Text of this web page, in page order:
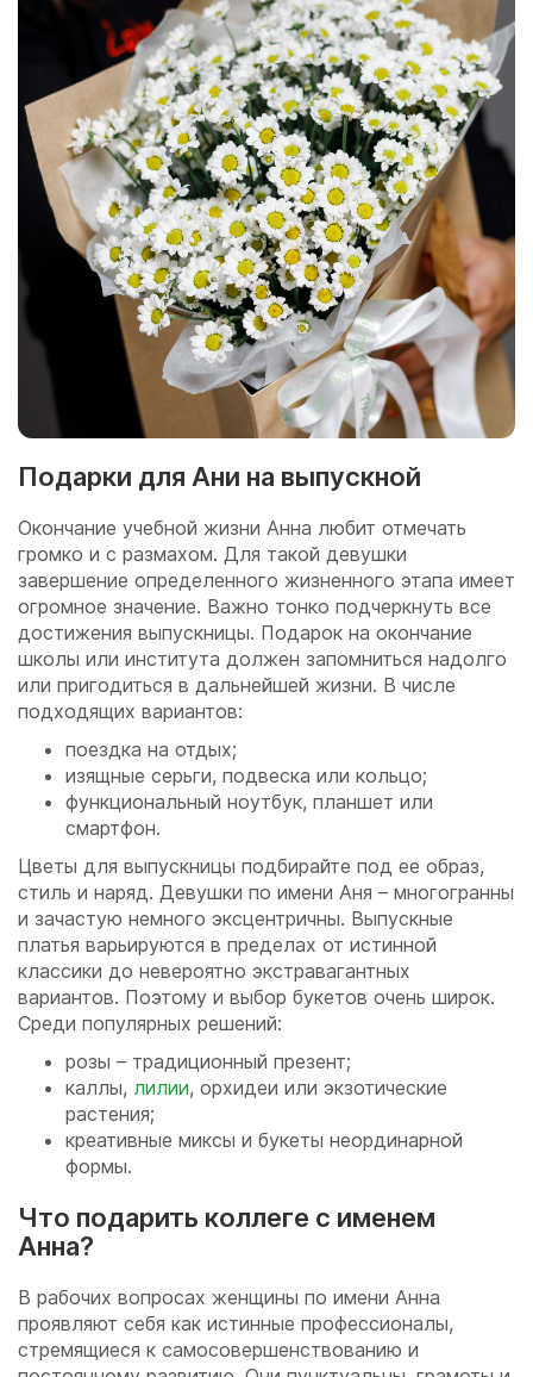
Подарки для Ани на выпускной
Окончание учебной жизни Анна любит отмечать
громко и с размахом. Для такой девушки
завершение определенного жизненного этапа имеет
огромное значение. Важно тонко подчеркнуть все
достижения выпускницы. Подарок на окончание
школы или института должен запомниться надолго
или пригодиться в дальнейшей жизни. В числе
подходящих вариантов:
поездка на отдых;
изящные серьги, подвеска или кольцо;
функциональный ноутбук, планшет или
смартфон.
Цветы для выпускницы подбирайте под ее образ,
стиль и наряд. Девушки по имени Аня – многогранны
и зачастую немного эксцентричны. Выпускные
платья варьируются в пределах от истинной
классики до невероятно экстравагантных
вариантов. Поэтому и выбор букетов очень широк.
Среди популярных решений:
розы – традиционный презент;
каллы, лилии, орхидеи или экзотические
растения;
креативные миксы и букеты неординарной
формы.
Что подарить коллеге с именем
Анна?
В рабочих вопросах женщины по имени Анна
проявляют себя как истинные профессионалы,
стремящиеся к самосовершенствованию и